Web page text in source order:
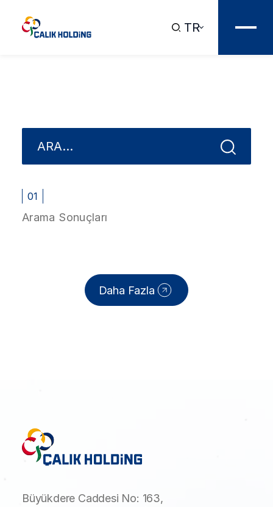
TR
01
Arama Sonuçları
Daha Fazla
Büyükdere Caddesi No: 163,